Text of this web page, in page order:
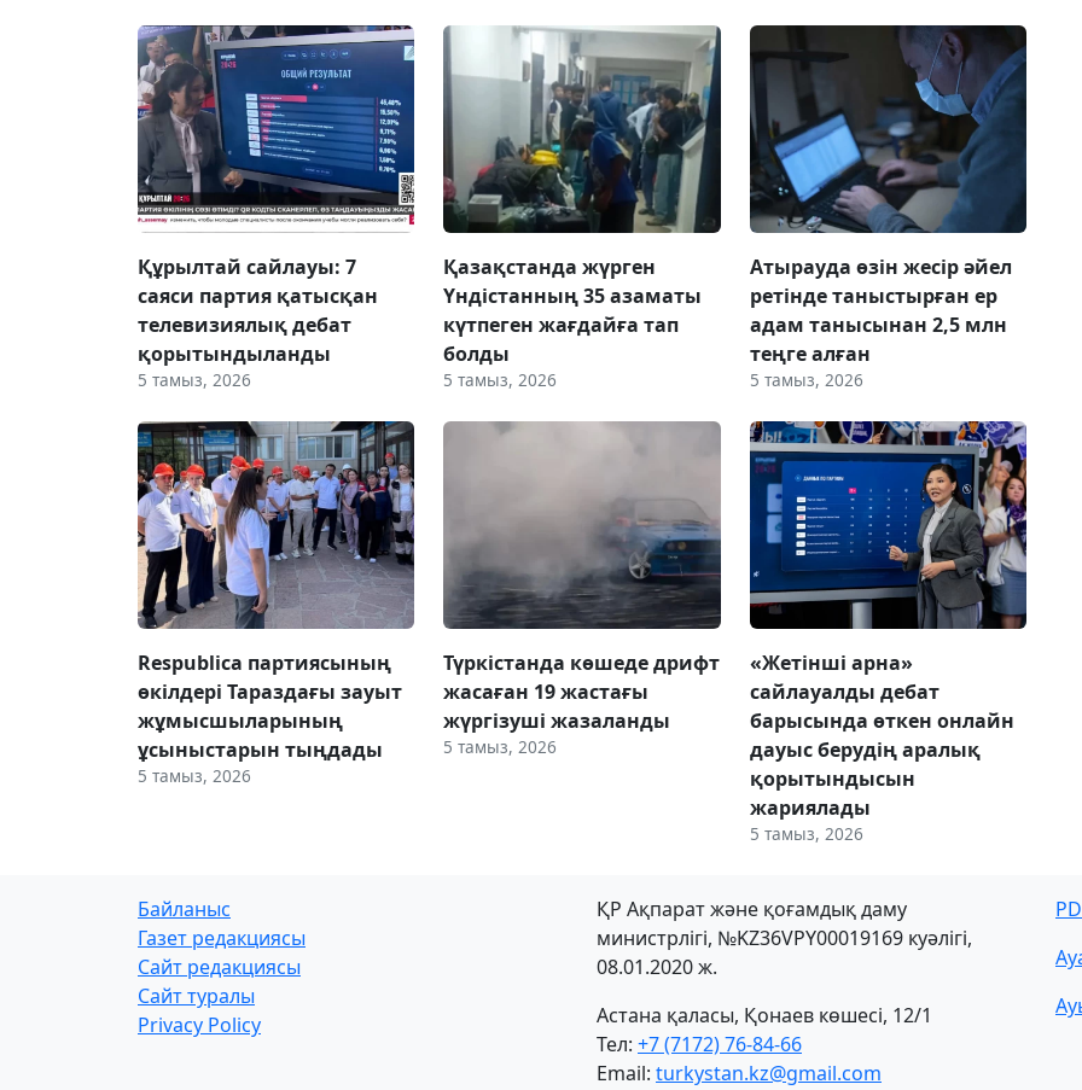
Құрылтай сайлауы: 7
саяси партия қатысқан
телевизиялық дебат
қорытындыланды
5 тамыз, 2026
Қазақстанда жүрген
Үндістанның 35 азаматы
күтпеген жағдайға тап
болды
5 тамыз, 2026
Атырауда өзін жесір әйел
ретінде таныстырған ер
адам танысынан 2,5 млн
теңге алған
5 тамыз, 2026
Respublica партиясының
өкілдері Тараздағы зауыт
жұмысшыларының
ұсыныстарын тыңдады
5 тамыз, 2026
Түркістанда көшеде дрифт
жасаған 19 жастағы
жүргізуші жазаланды
5 тамыз, 2026
«Жетінші арна»
сайлауалды дебат
барысында өткен онлайн
дауыс берудің аралық
қорытындысын
жариялады
5 тамыз, 2026
Байланыс
Газет редакциясы
Сайт редакциясы
Сайт туралы
Privacy Policy
ҚР Ақпарат және қоғамдық даму
министрлігі, №KZ36VPY00019169 куәлігі,
08.01.2020 ж.
Астана қаласы, Қонаев көшесі, 12/1
Тел: +7 (7172) 76-84-66
Email: turkystan.kz@gmail.com